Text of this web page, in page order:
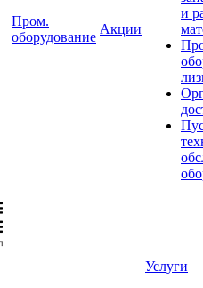
Пром.
оборудование
Акции
и
Услуги